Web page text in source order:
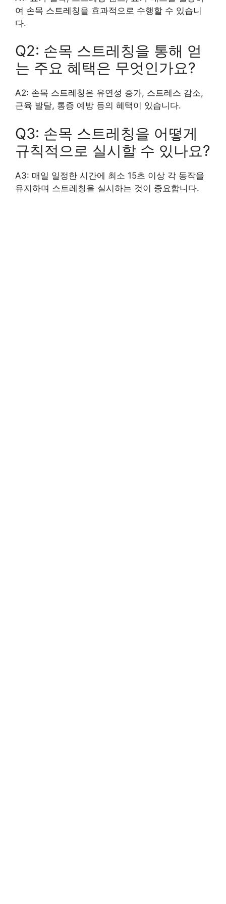
여 손목 스트레칭을 효과적으로 수행할 수 있습니
다.
Q2: 손목 스트레칭을 통해 얻
는 주요 혜택은 무엇인가요?
A2: 손목 스트레칭은 유연성 증가, 스트레스 감소,
근육 발달, 통증 예방 등의 혜택이 있습니다.
Q3: 손목 스트레칭을 어떻게
규칙적으로 실시할 수 있나요?
A3: 매일 일정한 시간에 최소 15초 이상 각 동작을
유지하며 스트레칭을 실시하는 것이 중요합니다.